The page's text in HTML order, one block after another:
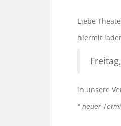
Liebe
hiermit
in unsere
* neuer